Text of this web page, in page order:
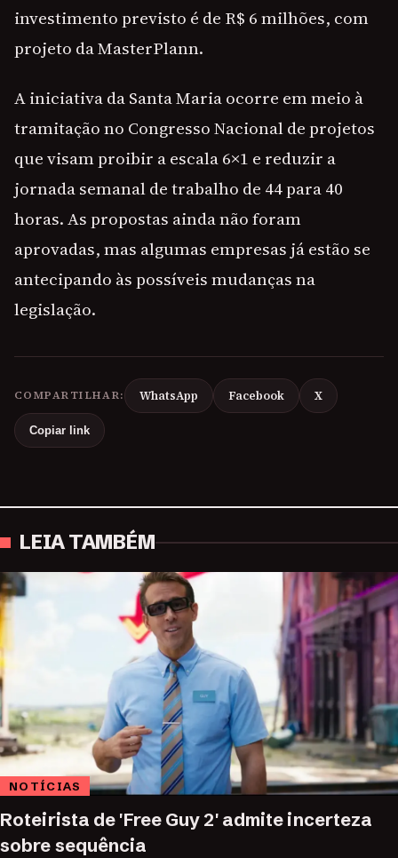
investimento previsto é de R$ 6 milhões, com
projeto da MasterPlann.
A iniciativa da Santa Maria ocorre em meio à
tramitação no Congresso Nacional de projetos
que visam proibir a escala 6×1 e reduzir a
jornada semanal de trabalho de 44 para 40
horas. As propostas ainda não foram
aprovadas, mas algumas empresas já estão se
antecipando às possíveis mudanças na
legislação.
COMPARTILHAR: WhatsApp Facebook X
Copiar link
LEIA TAMBÉM
NOTÍCIAS
Roteirista de 'Free Guy 2' admite incerteza
sobre sequência